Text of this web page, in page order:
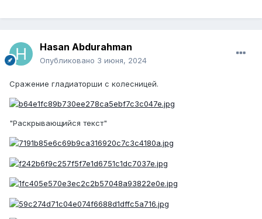
Hasan Abdurahman
Опубликовано 3 июня, 2024
Сражение гладиаторши с колесницей.
"Раскрывающийся текст"